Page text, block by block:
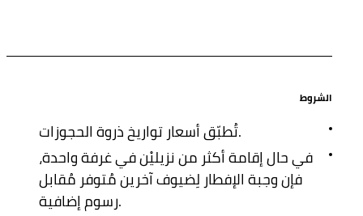
الشروط
تُطبّق أسعار تواريخ ذروة الحجوزات.
في حال إقامة أكثر من نزيليْن في غرفة واحدة،
فإن وجبة الإفطار لِضيوف آخرين مُتوفر مُقابل
رسوم إضافية.